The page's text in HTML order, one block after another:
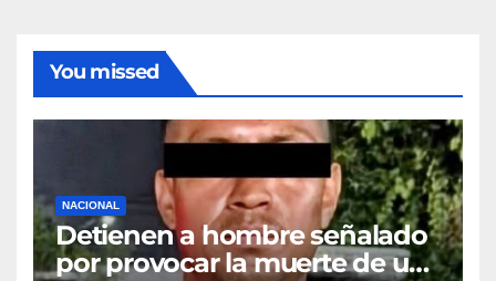
You missed
NACIONAL
Detienen a hombre señalado
por provocar la muerte de un